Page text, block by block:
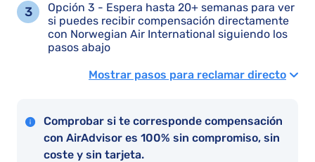
Opción 3 - Espera hasta 20+ semanas para ver
si puedes recibir compensación directamente
con Norwegian Air International siguiendo los
pasos abajo
Mostrar pasos para reclamar directo
Comprobar si te corresponde compensación
con AirAdvisor es 100% sin compromiso, sin
coste y sin tarjeta.